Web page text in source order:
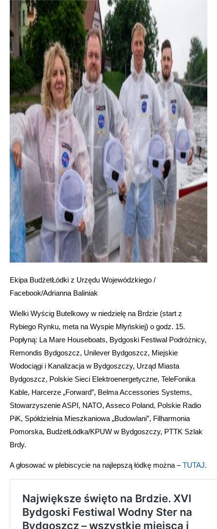
Ekipa BudżetŁódki z Urzędu Wojewódzkiego /
Facebook/Adrianna Baliniak
Wielki Wyścig Butelkowy w niedzielę na Brdzie (start z
Rybiego Rynku, meta na Wyspie Młyńskiej) o godz. 15.
Popłyną: La Mare Houseboats, Bydgoski Festiwal Podróżnicy,
Remondis Bydgoszcz, Unilever Bydgoszcz, Miejskie
Wodociągi i Kanalizacja w Bydgoszczy, Urząd Miasta
Bydgoszcz, Polskie Sieci Elektroenergetyczne, TeleFonika
Kable, Harcerze „Forward”, Belma Accessories Systems,
Stowarzyszenie ASPI, NATO, Asseco Poland, Polskie Radio
PiK, Spółdzielnia Mieszkaniowa „Budowlani”, Filharmonia
Pomorska, BudżetŁódka/KPUW w Bydgoszczy, PTTK Szlak
Brdy.
A głosować w plebiscycie na najlepszą łódkę można –TUTAJ.